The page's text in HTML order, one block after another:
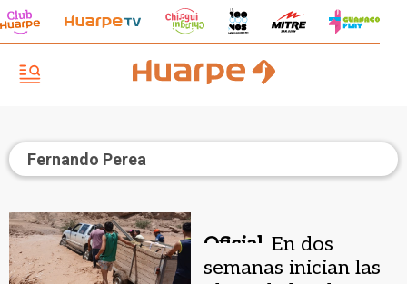
Fernando Perea
Oficial. En dos
semanas inician las